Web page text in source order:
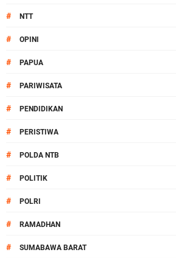
# NTT
# OPINI
# PAPUA
# PARIWISATA
# PENDIDIKAN
# PERISTIWA
# POLDA NTB
# POLITIK
# POLRI
# RAMADHAN
# SUMABAWA BARAT